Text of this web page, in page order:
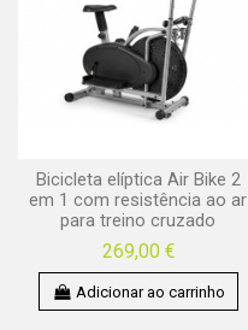
Bicicleta elíptica Air Bike 2
em 1 com resistência ao ar
para treino cruzado
269,00 €
Adicionar ao carrinho